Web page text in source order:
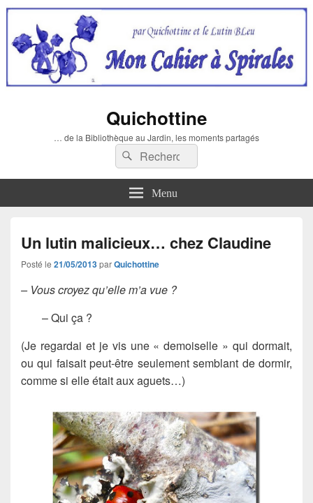
Quichottine
… de la Bibliothèque au Jardin, les moments partagés
Recherche :
Rechercher
Menu
Un lutin malicieux… chez Claudine
Posté le 21/05/2013parQuichottine
– Vous croyez qu’elle m’a vue ?
– Qui ça ?
(Je regardai et je vis une « demoiselle » qui dormait,
ou qui faisait peut-être seulement semblant de dormir,
comme si elle était aux aguets…)